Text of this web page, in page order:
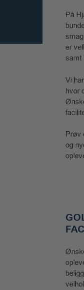
På
er
samt
Vi
hvor
​Prøv
og